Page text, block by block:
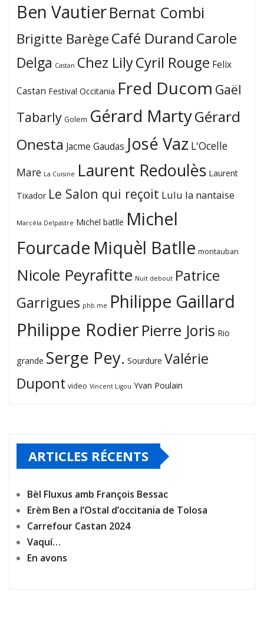
Ben VautierBernat Combi
Brigitte BarègeCafé Durand Carole
Delga Castan Chez LilyCyril Rouge Felix
Castan Festival Occitania Fred Ducom Gaël
Tabarly Golem Gérard MartyGérard
Onesta Jacme Gaudas José Vaz L'Ocelle
Mare La Cuisine Laurent Redoulès Laurent
Tixador Le Salon qui reçoit Lulu la nantaise
Marcèla Delpastre Michel batlle Michel
Fourcade Miquèl Batlle montauban
Nicole Peyrafitte Nuit debout Patrice
Garrigues phb.me Philippe Gaillard
Philippe Rodier Pierre Joris Rio
grande Serge Pey. Sourdure Valérie
Dupont video Vincent Ligou Yvan Poulain
ARTICLES RÉCENTS
Bèl Fluxus amb François Bessac
Erèm Ben a l’Ostal d’occitania de Tolosa
Carrefour Castan 2024
Vaquí…
En avons